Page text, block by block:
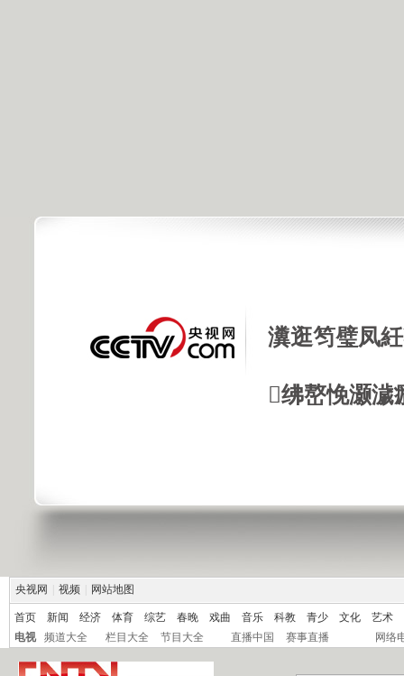
瀵逛笉璧凤
绋嶅悗灏
央视网 视频 网站地图
首页 新闻 经济 体育 综艺 春晚 戏曲 音乐 科教 青少 文化
艺术
电视
频道大全 栏目大全 节目大全 直播中国 赛事直播 网络